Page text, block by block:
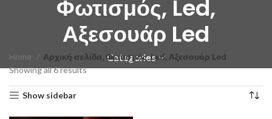
Φωτισμός, Led,
Αξεσουάρ Led
Categories
Home
Αρχική σελίδα, Φωτισμός, Led, Αξεσουάρ Led
Showing all 6 results
Show sidebar